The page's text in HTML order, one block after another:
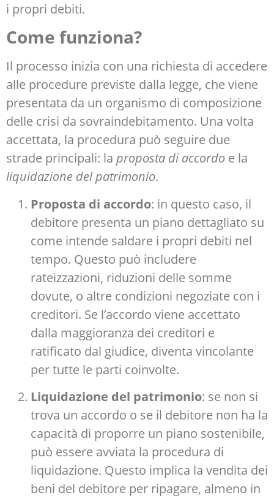
i propri debiti.
Come funziona?
Il processo inizia con una richiesta di accedere
alle procedure previste dalla legge, che viene
presentata da un organismo di composizione
delle crisi da sovraindebitamento. Una volta
accettata, la procedura può seguire due
strade principali: la proposta di accordo e la
liquidazione del patrimonio.
Proposta di accordo: in questo caso, il
debitore presenta un piano dettagliato su
come intende saldare i propri debiti nel
tempo. Questo può includere
rateizzazioni, riduzioni delle somme
dovute, o altre condizioni negoziate con i
creditori. Se l’accordo viene accettato
dalla maggioranza dei creditori e
ratificato dal giudice, diventa vincolante
per tutte le parti coinvolte.
Liquidazione del patrimonio: se non si
trova un accordo o se il debitore non ha la
capacità di proporre un piano sostenibile,
può essere avviata la procedura di
liquidazione. Questo implica la vendita dei
beni del debitore per ripagare, almeno in